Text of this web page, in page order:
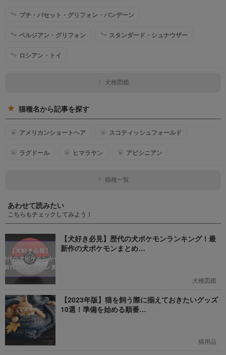
プチ・バセット・グリフォン・バンデーン
ベルジアン・グリフォン スタンダード・シュナウザー
ロシアン・トイ
犬種図鑑
猫種名から記事を探す
アメリカンショートヘア スコティッシュフォールド
ラグドール ヒマラヤン アビシニアン
猫種一覧
あわせて読みたい
こちらもチェックしてみよう！
【犬好き必見】歴代の犬ポケモンランキング！最
新作の犬ポケモンまとめ…
犬種図鑑
【2023年版】猫を飼う際に揃えておきたいグッズ
10選！準備を始める順番…
猫用品